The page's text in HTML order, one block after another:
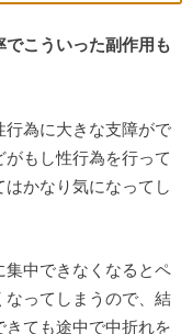
でこういった副作用も
為に大きな支障がで
もし性行為を行って
かなり気になってし
中できなくなるとペ
ってしまうので、結
ても途中で中折れを